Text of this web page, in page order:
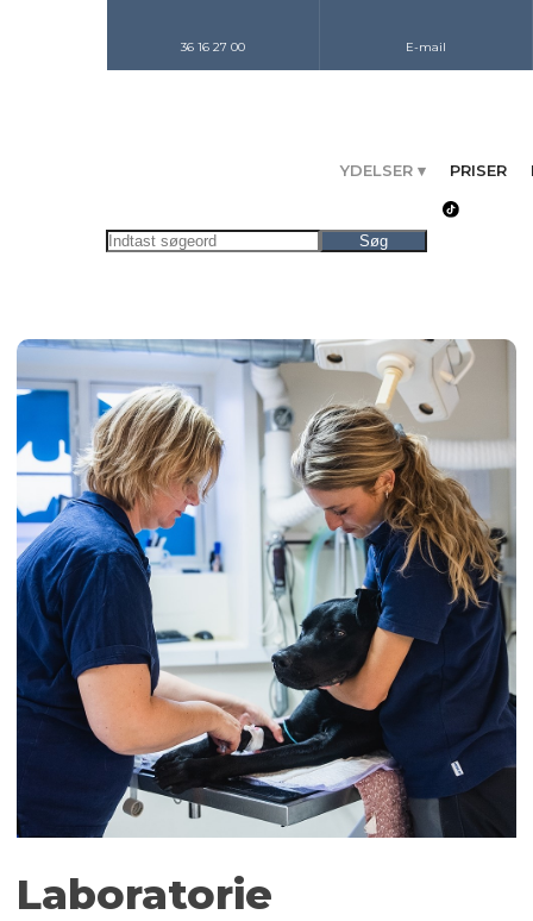
36 16 27 00 E-mail
YDELSER ▾ PRISER
Laboratorie